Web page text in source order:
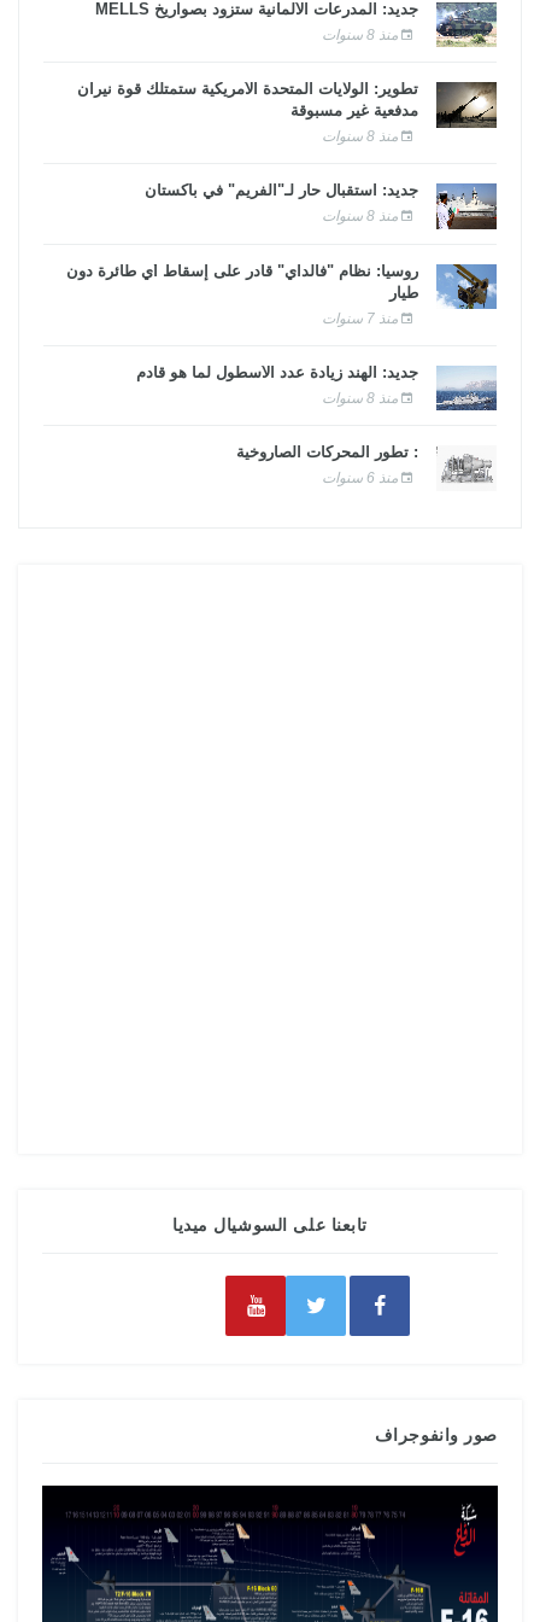
جديد: المدرعات الألمانية ستزود بصواريخ MELLS
منذ 8 سنوات
تطوير: الولايات المتحدة الأمريكية ستمتلك قوة نيران
مدفعية غير مسبوقة
منذ 8 سنوات
جديد: استقبال حار لـ"الفريم" في باكستان
منذ 8 سنوات
روسيا: نظام "فالداي" قادر على إسقاط أي طائرة دون
طيار
منذ 7 سنوات
جديد: الهند زيادة عدد الأسطول لما هو قادم
منذ 8 سنوات
: تطور المحركات الصاروخية
منذ 6 سنوات
تابعنا على السوشيال ميديا
صور وانفوجراف